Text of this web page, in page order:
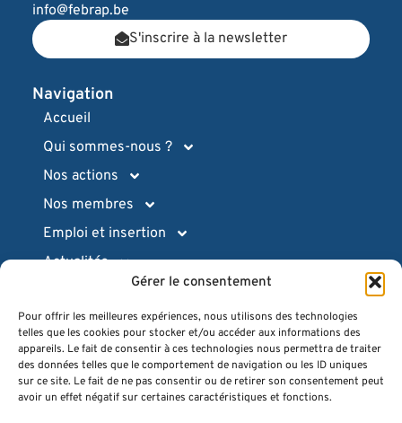
Gérer le consentement
Pour offrir les meilleures expériences, nous utilisons des technologies
telles que les cookies pour stocker et/ou accéder aux informations des
appareils. Le fait de consentir à ces technologies nous permettra de traiter
des données telles que le comportement de navigation ou les ID uniques
sur ce site. Le fait de ne pas consentir ou de retirer son consentement peut
avoir un effet négatif sur certaines caractéristiques et fonctions.
Navigation
Accueil
Qui sommes-nous ?
Nos actions
Nos membres
Emploi et insertion
Actualités
Ressources pratiques
Intranet (login)
Espace presse
Quiz
FAQ
info@febrap.be
S'inscrire à la newsletter